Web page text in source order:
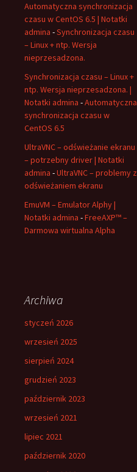
Automatyczna synchronizacja
czasu w CentOS 6.5 | Notatki
admina -Synchronizacja czasu
– Linux + ntp. Wersja
nieprzesadzona.
Synchronizacja czasu – Linux +
ntp. Wersja nieprzesadzona. |
Notatki admina -Automatyczna
synchronizacja czasu w
CentOS 6.5
UltraVNC – odświeżanie ekranu
– potrzebny driver | Notatki
admina -UltraVNC – problemy z
odświeżaniem ekranu
EmuVM – Emulator Alphy |
Notatki admina -FreeAXP™ –
Darmowa wirtualna Alpha
Archiwa
styczeń 2026
wrzesień 2025
sierpień 2024
grudzień 2023
październik 2023
wrzesień 2021
lipiec 2021
październik 2020